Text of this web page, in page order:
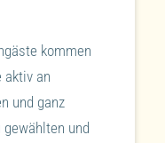
kommen
aktiv an
und ganz
und